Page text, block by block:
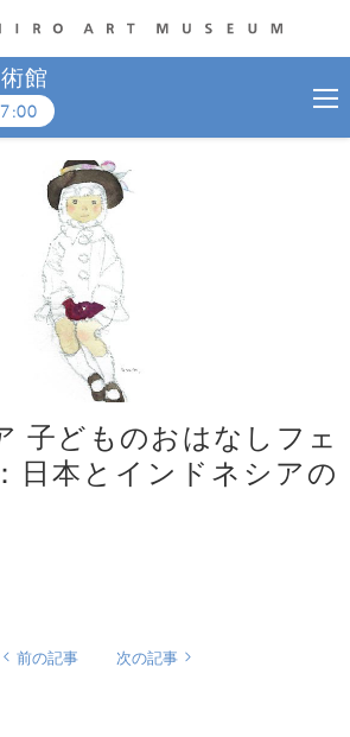
館
子どものおはなしフェ
日本とインドネシアの
前の記事 次の記事